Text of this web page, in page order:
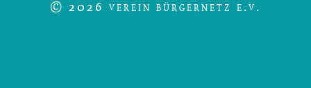
© 2026 verein bürgernetz e.v.